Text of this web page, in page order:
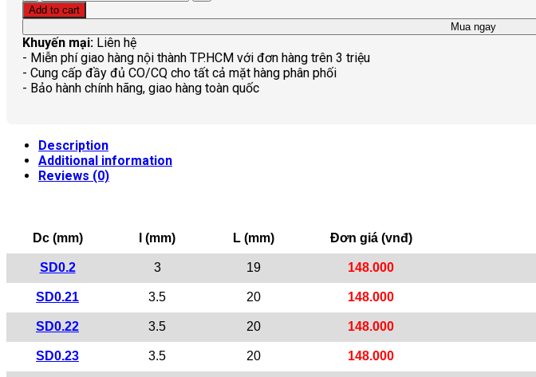
Add to cart
Mua ngay
Khuyến mại: Liên hệ
- Miễn phí giao hàng nội thành TP.HCM với đơn hàng trên 3 triệu
- Cung cấp đầy đủ CO/CQ cho tất cả mặt hàng phân phối
- Bảo hành chính hãng, giao hàng toàn quốc
Description
Additional information
Reviews (0)
Dc (mm) l (mm) L (mm) Đơn giá (vnđ)
SD0.2 3 19 148.000
SD0.21 3.5 20 148.000
SD0.22 3.5 20 148.000
SD0.23 3.5 20 148.000